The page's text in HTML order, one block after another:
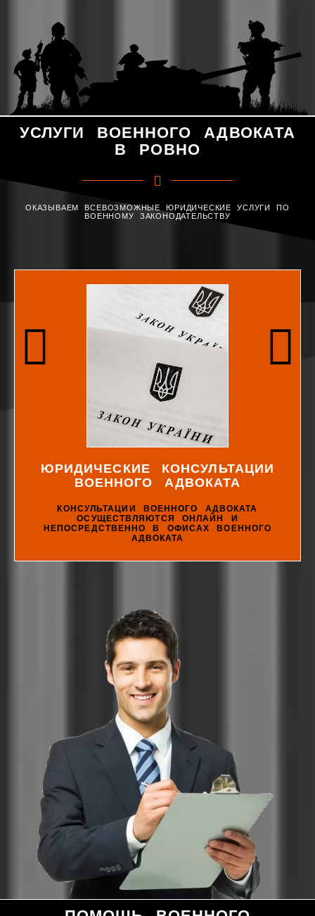
УСЛУГИ ВОЕННОГО АДВОКАТА
В РОВНО
ОКАЗЫВАЕМ ВСЕВОЗМОЖНЫЕ ЮРИДИЧЕСКИЕ УСЛУГИ ПО
ВОЕННОМУ ЗАКОНОДАТЕЛЬСТВУ
ЮРИДИЧЕСКИЕ КОНСУЛЬТАЦИИ
ВОЕННОГО АДВОКАТА
КОНСУЛЬТАЦИИ ВОЕННОГО АДВОКАТА
ОСУЩЕСТВЛЯЮТСЯ ОНЛАЙН И
НЕПОСРЕДСТВЕННО В ОФИСАХ ВОЕННОГО
АДВОКАТА